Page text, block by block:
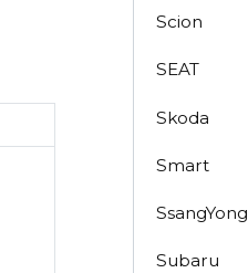
Scion
SEAT
Skoda
Smart
SsangYong
Subaru